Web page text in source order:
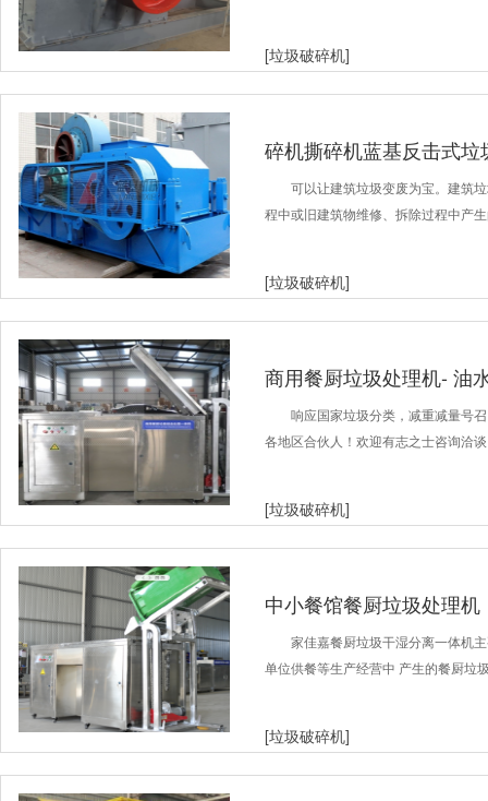
[垃圾破碎机]
碎机撕碎机蓝基反击式
可以让建筑垃圾变废为宝。建筑
程中或旧建筑物维修、拆除过程中产
[垃圾破碎机]
商用餐厨垃圾处理机- 油
响应国家垃圾分类，减重减量号
各地区合伙人！欢迎有志之士咨询洽
[垃圾破碎机]
中小餐馆餐厨垃圾处理机
家佳嘉餐厨垃圾干湿分离一体机
单位供餐等生产经营中 产生的餐厨垃
[垃圾破碎机]